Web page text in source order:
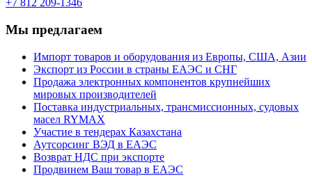
+7 812 209-1346
Мы предлагаем
Импорт товаров и оборудования из Европы, США, Азии
Экспорт из России в страны ЕАЭС и СНГ
Продажа электронных компонентов крупнейших
мировых производителей
Поставка индустриальных, трансмиссионных, судовых
масел RYMAX
Участие в тендерах Казахстана
Аутсорсинг ВЭД в ЕАЭС
Возврат НДС при экспорте
Продвинем Ваш товар в ЕАЭС